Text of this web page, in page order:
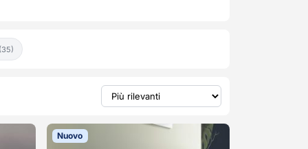
(35)
Nuovo